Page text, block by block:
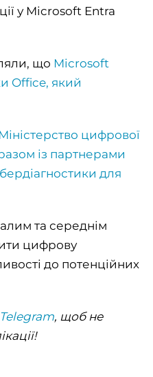
у Microsoft Entra
що Microsoft
Office, який
Міністерство цифрової
із партнерами
для
та середнім
цифрову
до потенційних
, щоб не